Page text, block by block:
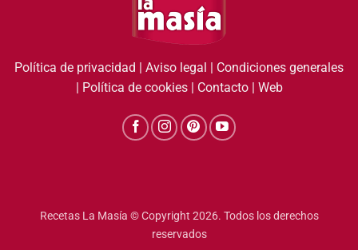
Política de privacidad Aviso legal
Condiciones generales
Política de cookies| Contacto| Web
Recetas La Masía © Copyright 2026. Todos los derechos
reservados